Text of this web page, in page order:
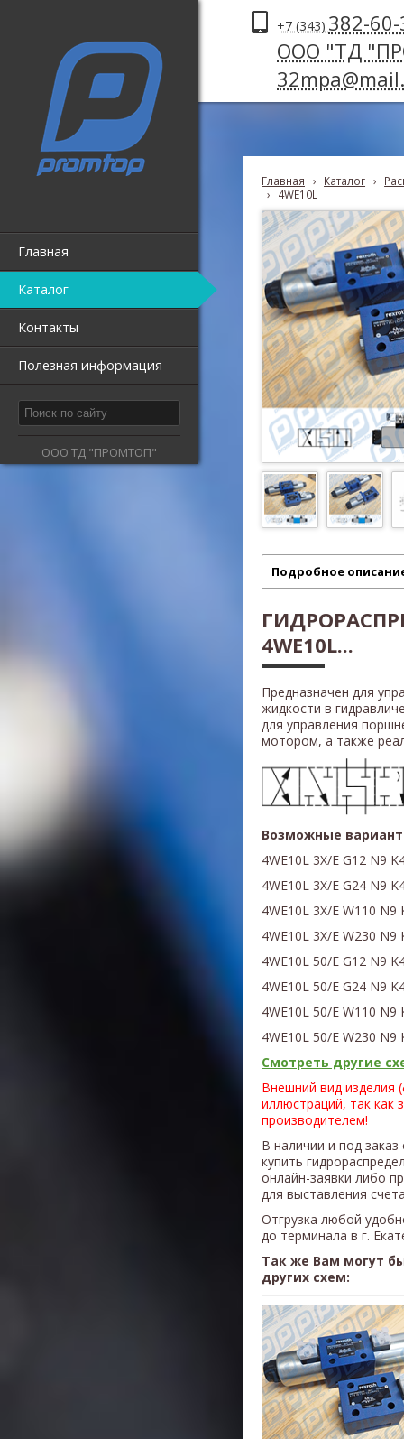
Главная
Каталог
Контакты
Полезная информация
ООО ТД "ПРОМТОП"
+7 (343) 382-
ООО "ТД
Главная › Каталог ›
›
4WE10L
Подробное
4WE10L...
Предназначен для
жидкости в
для управления
мотором, а также
Возможные
4WE10L 3X/E G12 N9
4WE10L 3X/E G24 N9
4WE10L 3X/E W110 N9
4WE10L 3X/E W230 N9
4WE10L 50/E G12 N9
4WE10L 50/E G24 N9
4WE10L 50/E W110 N9
4WE10L 50/E W230 N9
Смотреть другие
Внешний вид изделия
иллюстраций, так как
производителем!
В наличии и под
купить
онлайн-заявки либо
для выставления
Отгрузка любой
до терминала в г.
Так же Вам могут
других схем: